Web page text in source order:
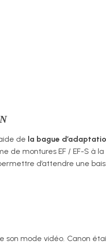
de la bague
de montures EF / EF-S à
d’attendre une
son mode vidéo. Canon